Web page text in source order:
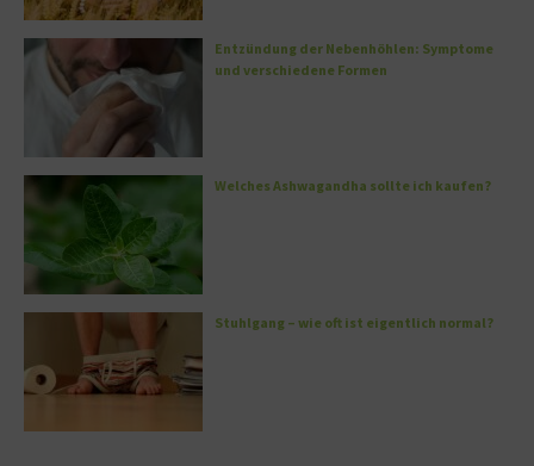
Entzündung der Nebenhöhlen: Symptome
und verschiedene Formen
Welches Ashwagandha sollte ich kaufen?
Stuhlgang – wie oft ist eigentlich normal?